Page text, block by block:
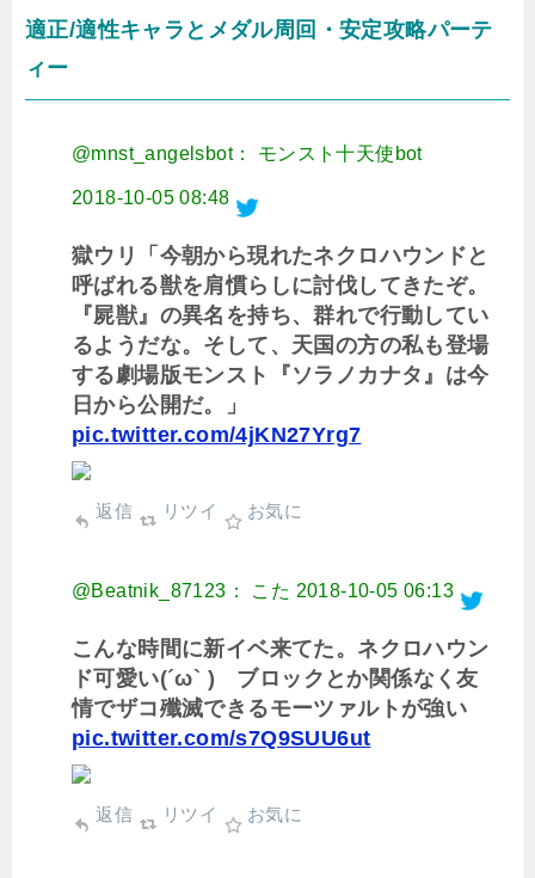
適正/適性キャラとメダル周回・安定攻略パーテ
ィー
@mnst_angelsbot： モンスト十天使bot
2018-10-05 08:48
獄ウリ「今朝から現れたネクロハウンドと
呼ばれる獣を肩慣らしに討伐してきたぞ。
『屍獣』の異名を持ち、群れで行動してい
るようだな。そして、天国の方の私も登場
する劇場版モンスト『ソラノカナタ』は今
日から公開だ。」
pic.twitter.com/4jKN27Yrg7
返信 リツイ お気に
@Beatnik_87123： こた 2018-10-05 06:13
こんな時間に新イベ来てた。ネクロハウン
ド可愛い(´ω` ) ブロックとか関係なく友
情でザコ殲滅できるモーツァルトが強い
pic.twitter.com/s7Q9SUU6ut
返信 リツイ お気に